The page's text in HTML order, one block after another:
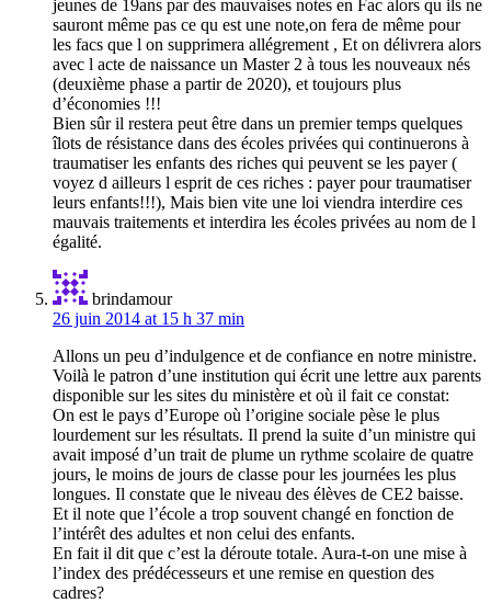
jeunes de 19ans par des mauvaises notes en Fac alors qu ils ne
sauront même pas ce qu est une note,on fera de même pour
les facs que l on supprimera allégrement , Et on délivrera alors
avec l acte de naissance un Master 2 à tous les nouveaux nés
(deuxième phase a partir de 2020), et toujours plus
d’économies !!!
Bien sûr il restera peut être dans un premier temps quelques
îlots de résistance dans des écoles privées qui continuerons à
traumatiser les enfants des riches qui peuvent se les payer (
voyez d ailleurs l esprit de ces riches : payer pour traumatiser
leurs enfants!!!), Mais bien vite une loi viendra interdire ces
mauvais traitements et interdira les écoles privées au nom de l
égalité.
brindamour
26 juin 2014 at 15 h 37 min
Allons un peu d’indulgence et de confiance en notre ministre.
Voilà le patron d’une institution qui écrit une lettre aux parents
disponible sur les sites du ministère et où il fait ce constat:
On est le pays d’Europe où l’origine sociale pèse le plus
lourdement sur les résultats. Il prend la suite d’un ministre qui
avait imposé d’un trait de plume un rythme scolaire de quatre
jours, le moins de jours de classe pour les journées les plus
longues. Il constate que le niveau des élèves de CE2 baisse.
Et il note que l’école a trop souvent changé en fonction de
l’intérêt des adultes et non celui des enfants.
En fait il dit que c’est la déroute totale. Aura-t-on une mise à
l’index des prédécesseurs et une remise en question des
cadres?